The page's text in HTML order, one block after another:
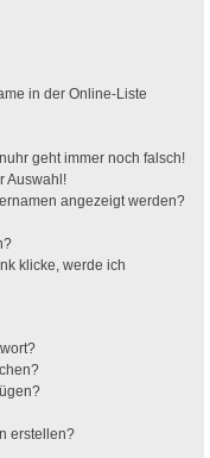
in der Online-Liste
geht immer noch falsch!
Auswahl!
angezeigt werden?
klicke, werde ich
erstellen?